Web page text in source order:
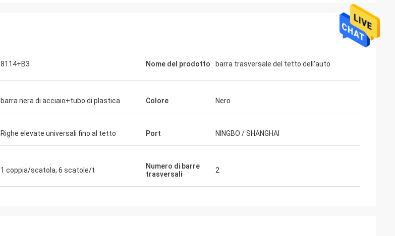
8114+B3 Nome del prodotto barra trasversale del tetto dell'auto
barra nera di acciaio+tubo di plastica Colore Nero
Righe elevate universali fino al tetto Port NINGBO / SHANGHAI
1 coppia/scatola, 6 scatole/t
Numero di barre
trasversali
2